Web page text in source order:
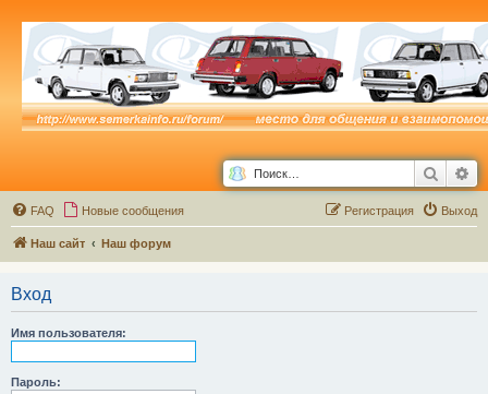
Поиск
FAQ Новые сообщения Выход
Регистрация
Наш сайт Наш форум
Вход
Имя пользователя:
Пароль: